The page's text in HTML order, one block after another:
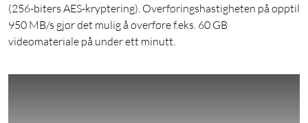
(256-biters AES-kryptering). Overføringshastigheten på opptil
950 MB/s gjør det mulig å overføre f.eks. 60 GB
videomateriale på under ett minutt.